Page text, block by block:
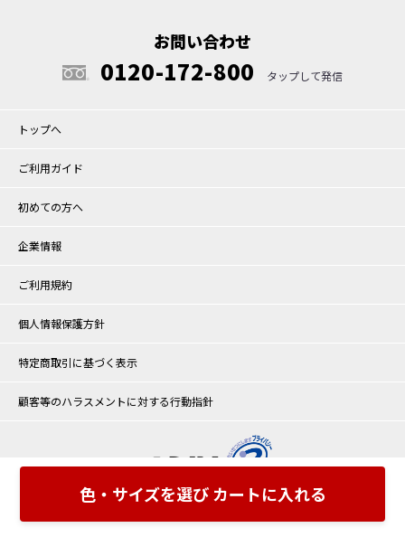
色・サイズを選び カートに入れる
お問い合わせ
0120-172-800
トップへ
ご利用ガイド
初めての方へ
企業情報
ご利用規約
個人情報保護方針
特定商取引に基づく表示
顧客等のハラスメントに対する行動指針
©halmek alpha Co.,Ltd. All rights reserved.